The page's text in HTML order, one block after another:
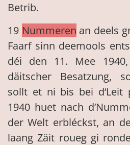
Betrib.
19 Nummeren an deels
Faarf sinn deemools
déi den 11. Mee 1940,
däitscher Besatzung,
sollt et ni bis bei d‘Leit
1940 huet nach
der Welt erbléckst, an
laang Zäit roueg gi